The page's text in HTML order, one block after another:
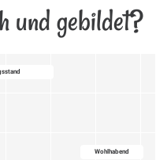
und gebildet?
Wohlhabend